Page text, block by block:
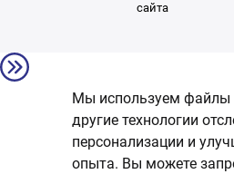
сайта
Мы используем файлы
другие технологии
персонализации и
опыта. Вы можете